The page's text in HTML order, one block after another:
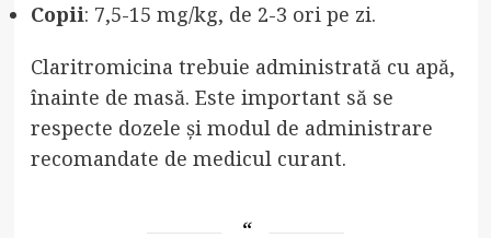
Copii: 7,5-15 mg/kg, de 2-3 ori pe zi.
Claritromicina trebuie administrată cu apă,
înainte de masă. Este important să se
respecte dozele și modul de administrare
recomandate de medicul curant.